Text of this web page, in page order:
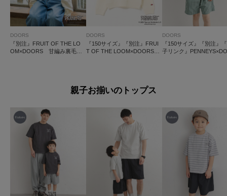
DOORS
『別注』FRUIT OF THE LO
OM×DOORS 甘編み裏毛ス
DOORS
『150サイズ』『別注』FRUI
T OF THE LOOM×DOORS
DOORS
『150サイズ』『別注』
子リンク』
親子お揃いのトップス